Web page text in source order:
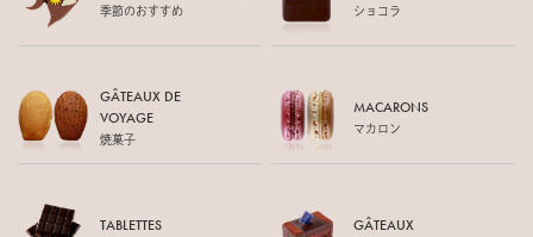
季節のおすすめ ショコラ
GÂTEAUX DE
VOYAGE
焼菓子
MACARONS
マカロン
TABLETTES GÂTEAUX